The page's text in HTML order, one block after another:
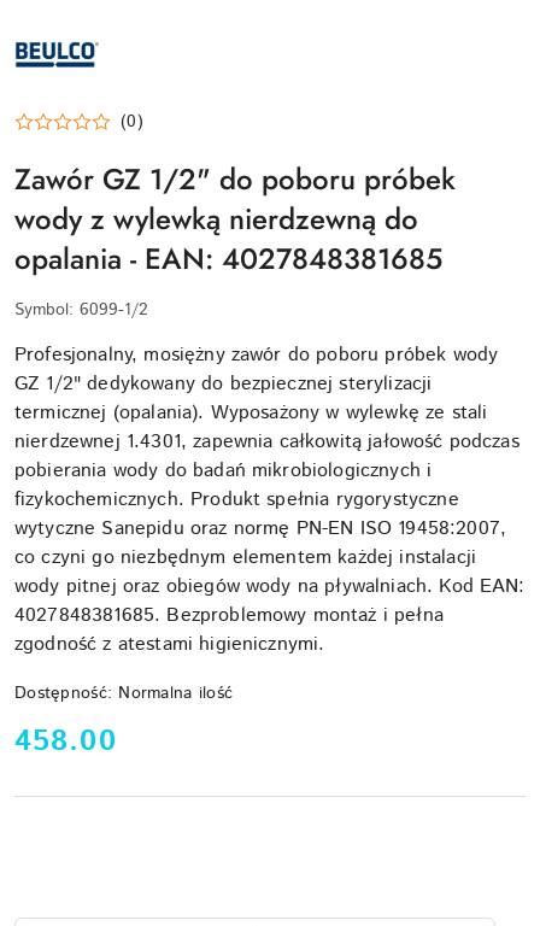
BEULCO
–
PRODUCENTA
METALOWYCH
WODY
DOSTĘPNYCH
BASEN.CLICK
(0)
Zawór GZ 1/2" do poboru próbek
wody z wylewką nierdzewną do
opalania - EAN: 4027848381685
Symbol: 6099-1/2
Profesjonalny, mosiężny zawór do poboru próbek wody
GZ 1/2" dedykowany do bezpiecznej sterylizacji
termicznej (opalania). Wyposażony w wylewkę ze stali
nierdzewnej 1.4301, zapewnia całkowitą jałowość podczas
pobierania wody do badań mikrobiologicznych i
fizykochemicznych. Produkt spełnia rygorystyczne
wytyczne Sanepidu oraz normę PN-EN ISO 19458:2007,
co czyni go niezbędnym elementem każdej instalacji
wody pitnej oraz obiegów wody na pływalniach. Kod EAN:
4027848381685. Bezproblemowy montaż i pełna
zgodność z atestami higienicznymi.
Dostępność: Normalna ilość
cena:
458.00